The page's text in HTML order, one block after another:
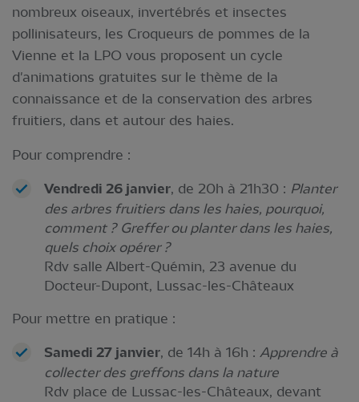
nombreux oiseaux, invertébrés et insectes
pollinisateurs, les Croqueurs de pommes de la
Vienne et la LPO vous proposent un cycle
d'animations gratuites sur le thème de la
connaissance et de la conservation des arbres
fruitiers, dans et autour des haies.
Pour comprendre :
Vendredi 26 janvier, de 20h à 21h30 : Planter
des arbres fruitiers dans les haies, pourquoi,
comment ? Greffer ou planter dans les haies,
quels choix opérer ?
Rdv salle Albert-Quémin, 23 avenue du
Docteur-Dupont, Lussac-les-Châteaux
Pour mettre en pratique :
Samedi 27 janvier, de 14h à 16h : Apprendre à
collecter des greffons dans la nature
Rdv place de Lussac-les-Châteaux, devant